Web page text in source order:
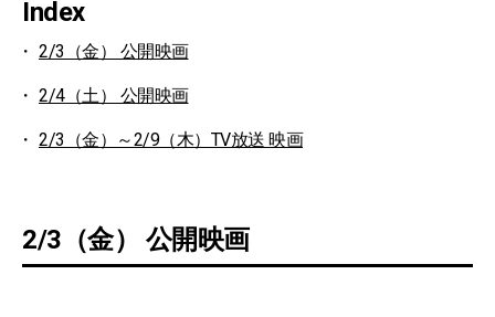
Index
2/3（金） 公開映画
2/4（土） 公開映画
2/3（金）～2/9（木）TV放送 映画
2/3（金） 公開映画